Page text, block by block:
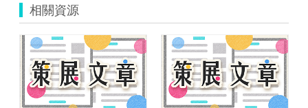
相關資源